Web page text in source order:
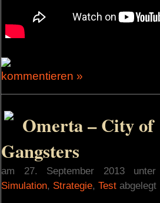
kommentieren »
Omerta – City of
Gangsters
am 27. September 2013 unter
Simulation, Strategie,Test abgelegt